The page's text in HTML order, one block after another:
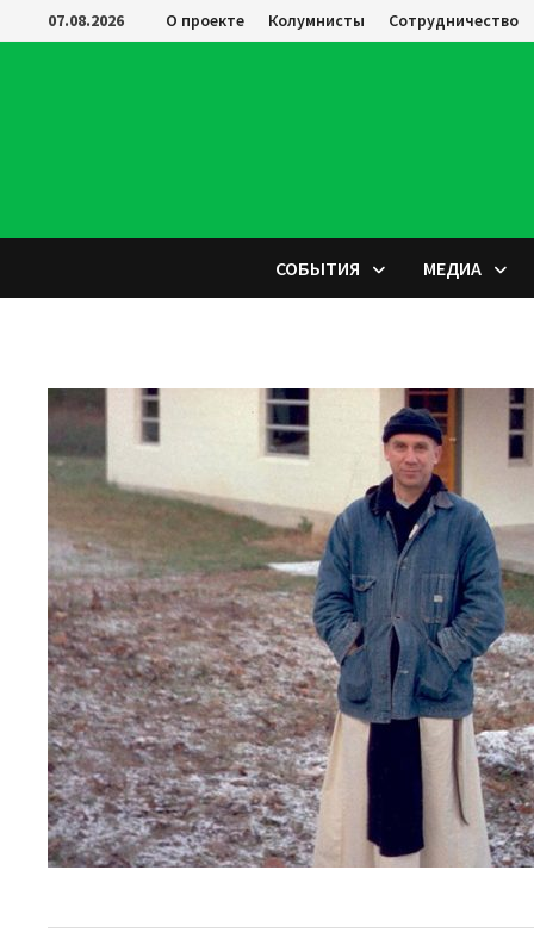
Перейти
к
07.08.2026 О проекте Колумнисты Сотрудничество
СОБЫТИЯ МЕДИА